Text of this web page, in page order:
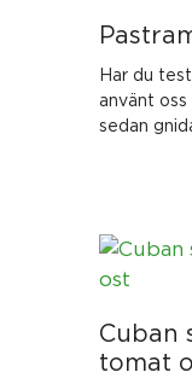
Har du
använt
sedan
Cuban
tomat